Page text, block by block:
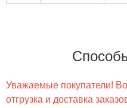
Уважаемые покупатели!
отгрузка и доставка